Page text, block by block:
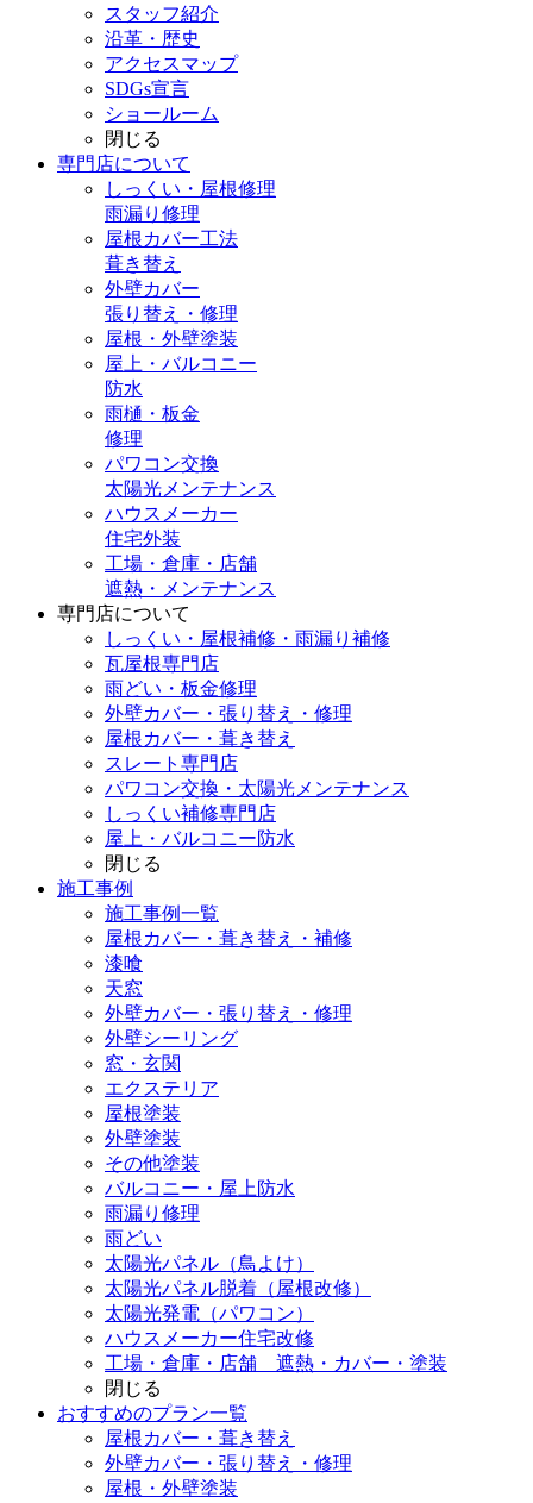
スタッフ紹介
沿革・歴史
アクセスマップ
SDGs宣言
ショールーム
閉じる
専門店について
しっくい・屋根修理
雨漏り修理
屋根カバー工法
葺き替え
外壁カバー
張り替え・修理
屋根・外壁塗装
屋上・バルコニー
防水
雨樋・板金
修理
パワコン交換
太陽光メンテナンス
ハウスメーカー
住宅外装
工場・倉庫・店舗
遮熱・メンテナンス
専門店について
しっくい・屋根補修・雨漏り補修
瓦屋根専門店
雨どい・板金修理
外壁カバー・張り替え・修理
屋根カバー・葺き替え
スレート専門店
パワコン交換・太陽光メンテナンス
しっくい補修専門店
屋上・バルコニー防水
閉じる
施工事例
施工事例一覧
屋根カバー・葺き替え・補修
漆喰
天窓
外壁カバー・張り替え・修理
外壁シーリング
窓・玄関
エクステリア
屋根塗装
外壁塗装
その他塗装
バルコニー・屋上防水
雨漏り修理
雨どい
太陽光パネル（鳥よけ）
太陽光パネル脱着（屋根改修）
太陽光発電（パワコン）
ハウスメーカー住宅改修
工場・倉庫・店舗 遮熱・カバー・塗装
閉じる
おすすめのプラン一覧
屋根カバー・葺き替え
外壁カバー・張り替え・修理
屋根・外壁塗装